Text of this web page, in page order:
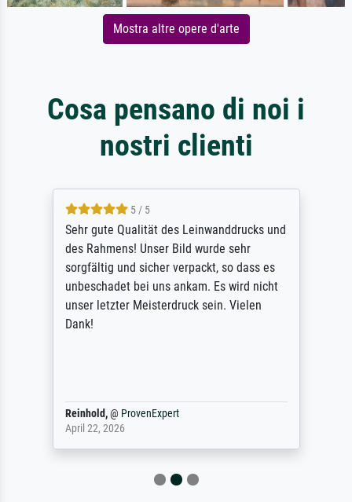
Mostra altre opere d'arte
Cosa pensano di noi i
nostri clienti
5 / 5
Sehr gute Qualität des Leinwanddrucks und
des Rahmens! Unser Bild wurde sehr
sorgfältig und sicher verpackt, so dass es
unbeschadet bei uns ankam. Es wird nicht
unser letzter Meisterdruck sein. Vielen
Dank!
Reinhold,@ ProvenExpert
April 22, 2026